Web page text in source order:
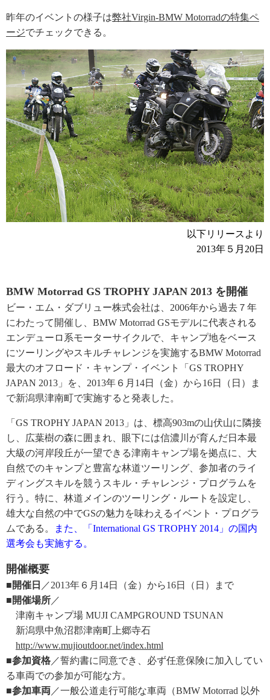
昨年のイベントの様子は弊社Virgin-BMW Motorradの特集ペ
ージでチェックできる。
以下リリースより
2013年５月20日
BMW Motorrad GS TROPHY JAPAN 2013 を開催
ビー・エム・ダブリュー株式会社は、2006年から過去７年
にわたって開催し、BMW Motorrad GSモデルに代表される
エンデューロ系モーターサイクルで、キャンプ地をベース
にツーリングやスキルチャレンジを実施するBMW Motorrad
最大のオフロード・キャンプ・イベント「GS TROPHY
JAPAN 2013」を、2013年６月14日（金）から16日（日）ま
で新潟県津南町で実施すると発表した。
「GS TROPHY JAPAN 2013」は、標高903mの山伏山に隣接
し、広葉樹の森に囲まれ、眼下には信濃川が育んだ日本最
大級の河岸段丘が一望できる津南キャンプ場を拠点に、大
自然でのキャンプと豊富な林道ツーリング、参加者のライ
ディングスキルを競うスキル・チャレンジ・プログラムを
行う。特に、林道メインのツーリング・ルートを設定し、
雄大な自然の中でGSの魅力を味わえるイベント・プログラ
ムである。
また、「International GS TROPHY 2014」の国内
選考会も実施する。
開催概要
■開催日 ／2013年６月14日（金）から16日（日）まで
■開催場所 ／
津南キャンプ場 MUJI CAMPGROUND TSUNAN
新潟県中魚沼郡津南町上郷寺石
http://www.mujioutdoor.net/index.html
■参加資格 ／誓約書に同意でき、必ず任意保険に加入してい
る車両での参加が可能な方。
■参加車両 ／一般公道走行可能な車両（BMW Motorrad 以外